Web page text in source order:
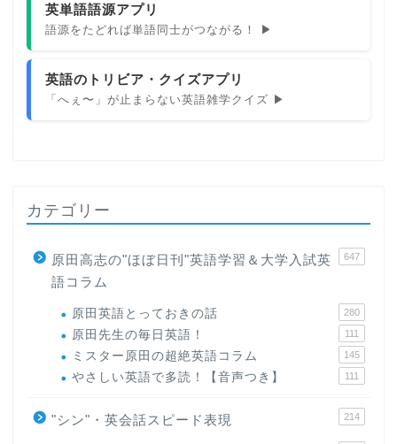
英単語語源アプリ
語源をたどれば単語同士がつながる！ ▶
英語のトリビア・クイズアプリ
「へぇ〜」が止まらない英語雑学クイズ ▶
カテゴリー
原田高志の"ほぼ日刊"英語学習＆大学入試英
語コラム
647
原田英語とっておきの話 280
原田先生の毎日英語！ 111
ミスター原田の超絶英語コラム 145
やさしい英語で多読！【音声つき】 111
"シン"・英会話スピード表現 214